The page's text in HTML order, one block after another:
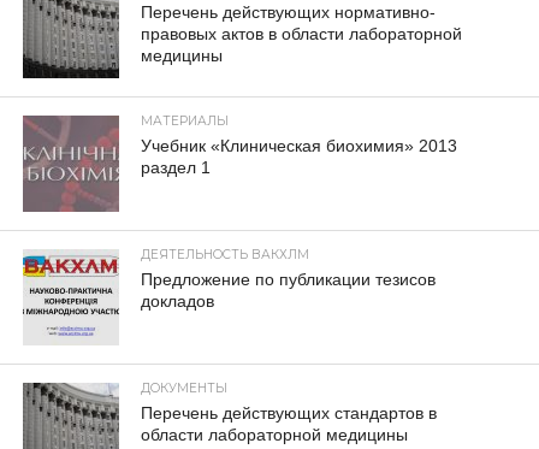
Перечень действующих нормативно-
правовых актов в области лабораторной
медицины
МАТЕРИАЛЫ
Учебник «Клиническая биохимия» 2013
раздел 1
ДЕЯТЕЛЬНОСТЬ ВАКХЛМ
Предложение по публикации тезисов
докладов
ДОКУМЕНТЫ
Перечень действующих стандартов в
области лабораторной медицины